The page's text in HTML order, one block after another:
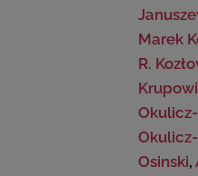
Marek
R.
Osinski,